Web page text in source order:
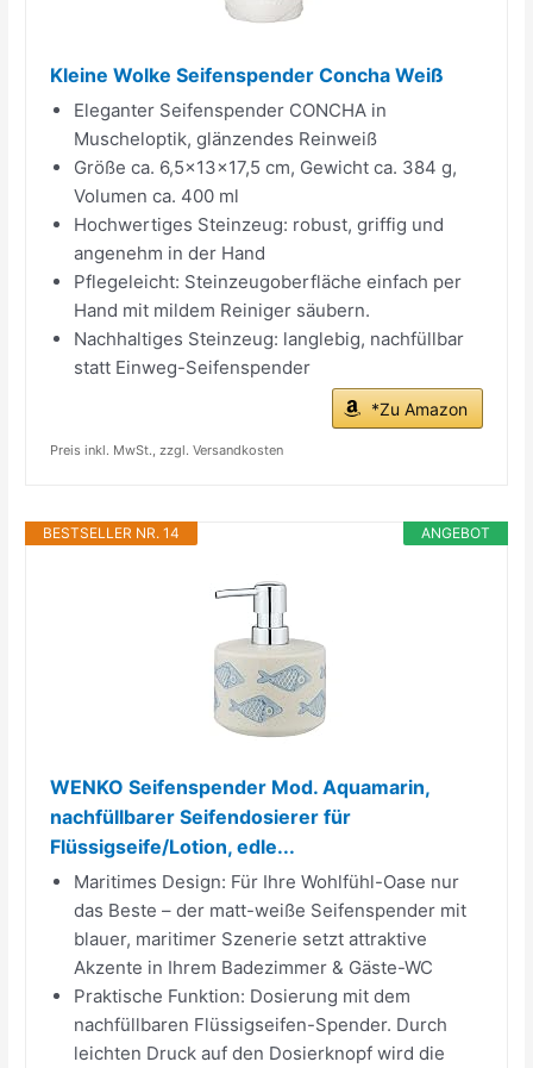
Kleine Wolke Seifenspender Concha Weiß
Eleganter Seifenspender CONCHA in
Muscheloptik, glänzendes Reinweiß
Größe ca. 6,5×13×17,5 cm, Gewicht ca. 384 g,
Volumen ca. 400 ml
Hochwertiges Steinzeug: robust, griffig und
angenehm in der Hand
Pflegeleicht: Steinzeugoberfläche einfach per
Hand mit mildem Reiniger säubern.
Nachhaltiges Steinzeug: langlebig, nachfüllbar
statt Einweg-Seifenspender
*Zu Amazon
Preis inkl. MwSt., zzgl. Versandkosten
ANGEBOT
BESTSELLER NR. 14
WENKO Seifenspender Mod. Aquamarin,
nachfüllbarer Seifendosierer für
Flüssigseife/Lotion, edle...
Maritimes Design: Für Ihre Wohlfühl-Oase nur
das Beste – der matt-weiße Seifenspender mit
blauer, maritimer Szenerie setzt attraktive
Akzente in Ihrem Badezimmer & Gäste-WC
Praktische Funktion: Dosierung mit dem
nachfüllbaren Flüssigseifen-Spender. Durch
leichten Druck auf den Dosierknopf wird die